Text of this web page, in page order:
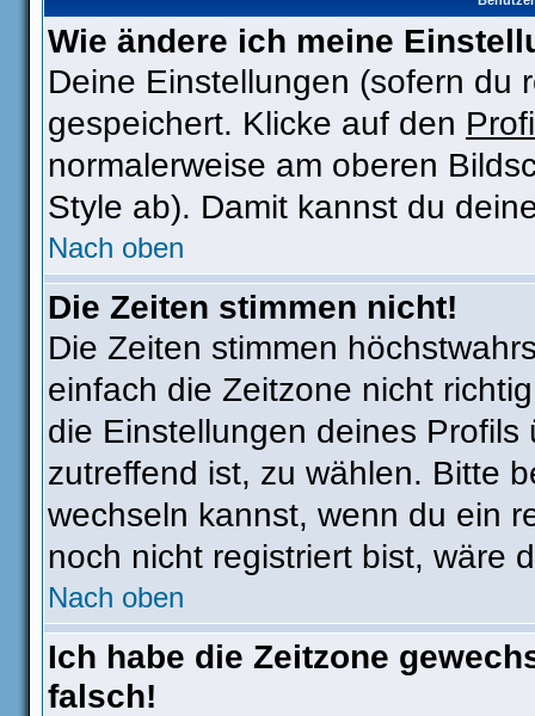
Wie ändere ich meine
Deine Einstellungen (sofern du
gespeichert. Klicke auf den
normalerweise am oberen
Style ab). Damit kannst du
Nach oben
Die Zeiten stimmen nicht!
Die Zeiten stimmen
einfach die Zeitzone nicht
die Einstellungen deines
zutreffend ist, zu wählen. Bitte
wechseln kannst, wenn du ein
noch nicht registriert bist, wäre
Nach oben
Ich habe die Zeitzone
falsch!